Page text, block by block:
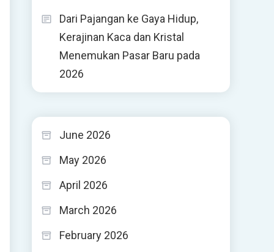
Dari Pajangan ke Gaya Hidup,
Kerajinan Kaca dan Kristal
Menemukan Pasar Baru pada
2026
June 2026
May 2026
April 2026
March 2026
February 2026